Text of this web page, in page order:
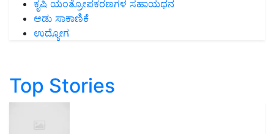
ಕೃಷಿ ಯಂತ್ರೋಪಕರಣಗಳ ಸಹಾಯಧನ
ಆಡು ಸಾಕಾಣಿಕೆ
ಉದ್ಯೋಗ
Top Stories